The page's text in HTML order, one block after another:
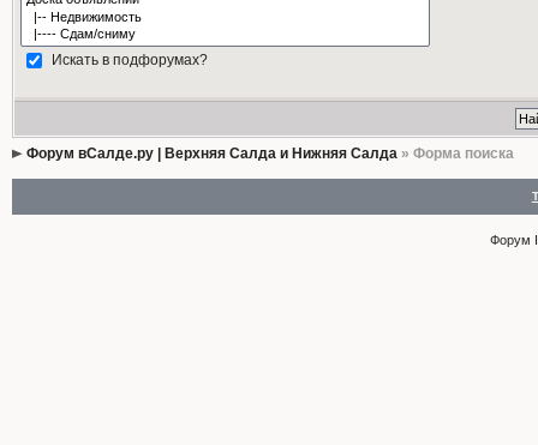
Искать в подфорумах?
Форум вСалде.ру | Верхняя Салда и Нижняя Салда» Форма поиска
Форум